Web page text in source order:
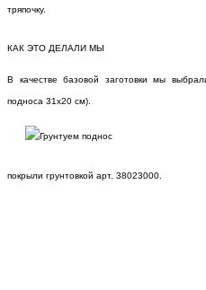
тряпочку.
КАК ЭТО ДЕЛАЛИ МЫ
В качестве базовой заготовки мы
подноса 31х20 см).
покрыли грунтовкой арт. 38023000.